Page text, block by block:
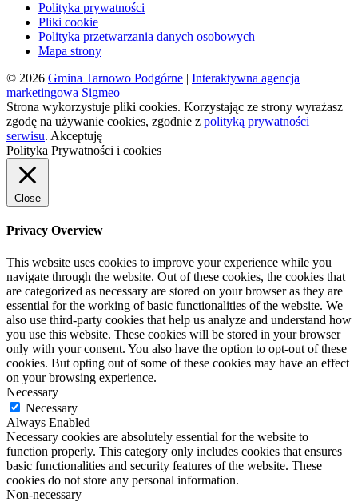
Polityka prywatności
Pliki cookie
Polityka przetwarzania danych osobowych
Mapa strony
© 2026 Gmina Tarnowo Podgórne | Interaktywna agencja
marketingowa Sigmeo
Strona wykorzystuje pliki cookies. Korzystając ze strony wyrażasz
zgodę na używanie cookies, zgodnie z polityką prywatności
serwisu. Akceptuję
Polityka Prywatności i cookies
Close
Privacy Overview
This website uses cookies to improve your experience while you
navigate through the website. Out of these cookies, the cookies that
are categorized as necessary are stored on your browser as they are
essential for the working of basic functionalities of the website. We
also use third-party cookies that help us analyze and understand how
you use this website. These cookies will be stored in your browser
only with your consent. You also have the option to opt-out of these
cookies. But opting out of some of these cookies may have an effect
on your browsing experience.
Necessary
Necessary
Always Enabled
Necessary cookies are absolutely essential for the website to
function properly. This category only includes cookies that ensures
basic functionalities and security features of the website. These
cookies do not store any personal information.
Non-necessary